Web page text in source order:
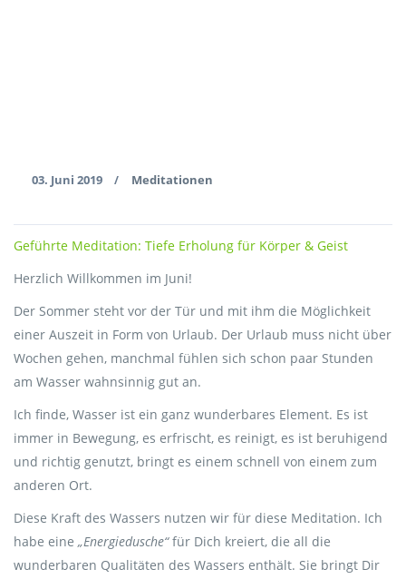
03. Juni 2019 / Meditationen
Geführte Meditation: Tiefe Erholung für Körper & Geist
Herzlich Willkommen im Juni!
Der Sommer steht vor der Tür und mit ihm die Möglichkeit
einer Auszeit in Form von Urlaub. Der Urlaub muss nicht über
Wochen gehen, manchmal fühlen sich schon paar Stunden
am Wasser wahnsinnig gut an.
Ich finde, Wasser ist ein ganz wunderbares Element. Es ist
immer in Bewegung, es erfrischt, es reinigt, es ist beruhigend
und richtig genutzt, bringt es einem schnell von einem zum
anderen Ort.
Diese Kraft des Wassers nutzen wir für diese Meditation. Ich
habe eine „Energiedusche“für Dich kreiert, die all die
wunderbaren Qualitäten des Wassers enthält. Sie bringt Dir